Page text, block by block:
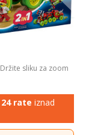
Držite sliku za zoom
24 rate iznad